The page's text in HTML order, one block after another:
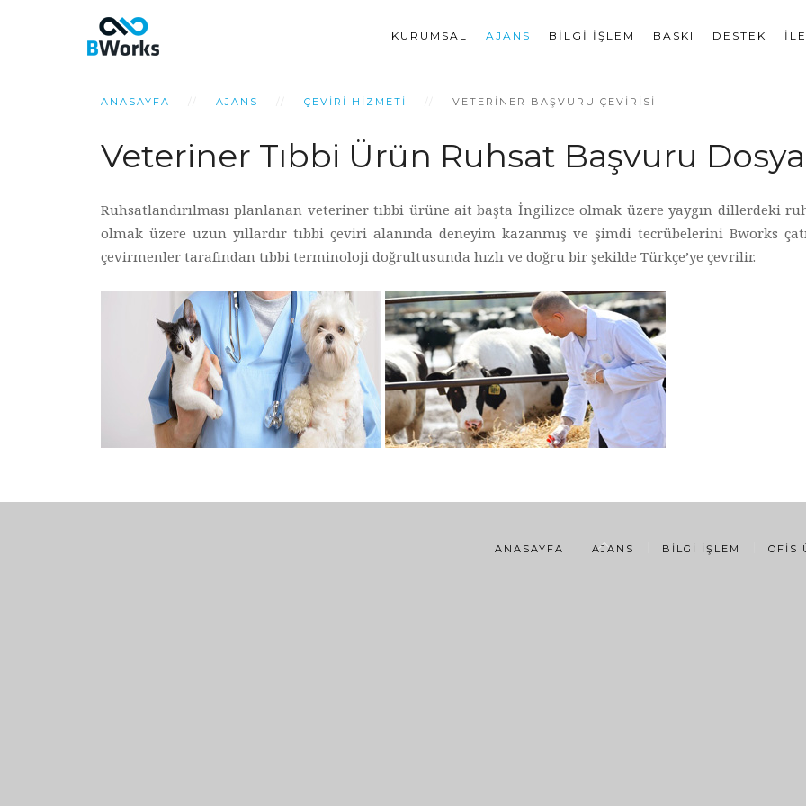
KURUMSAL AJANS BILGI İŞLEM BASKI DESTEK
ANASAYFA AJANS ÇEVIRI HIZMETI VETERİNER BAŞVURU ÇEVİRİSİ
Veteriner Tıbbi Ürün Ruhsat Başvuru
Ruhsatlandırılması planlanan veteriner tıbbi ürüne ait başta İngilizce olmak üzere yaygın dillerdeki
olmak üzere uzun yıllardır tıbbi çeviri alanında deneyim kazanmış ve şimdi tecrübelerini Bworks
çevirmenler tarafından tıbbi terminoloji doğrultusunda hızlı ve doğru bir şekilde Türkçe’ye çevrilir.
ANASAYFA AJANS BILGI İŞLEM OFIS